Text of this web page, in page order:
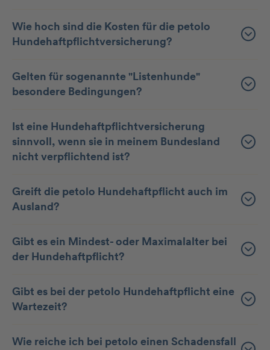
Wie hoch sind die Kosten für die petolo
Hundehaftpflichtversicherung?
Gelten für sogenannte "Listenhunde"
besondere Bedingungen?
Ist eine Hundehaftpflichtversicherung
sinnvoll, wenn sie in meinem Bundesland
nicht verpflichtend ist?
Greift die petolo Hundehaftpflicht auch im
Ausland?
Gibt es ein Mindest- oder Maximalalter bei
der Hundehaftpflicht?
Gibt es bei der petolo Hundehaftpflicht eine
Wartezeit?
Wie reiche ich bei petolo einen Schadensfall